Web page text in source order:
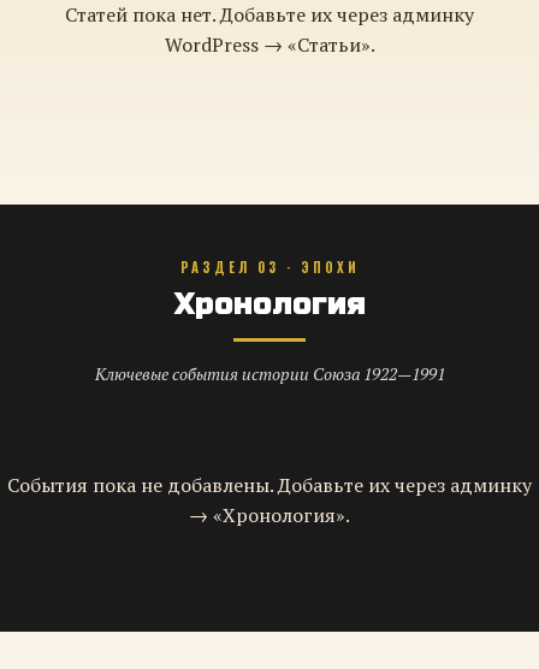
Статей пока нет. Добавьте их через админку
WordPress → «Статьи».
РАЗДЕЛ 03 · ЭПОХИ
Хронология
Ключевые события истории Союза 1922—1991
События пока не добавлены. Добавьте их через админку
→ «Хронология».